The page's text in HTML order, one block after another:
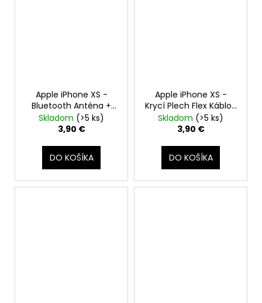
Apple iPhone XS -
Bluetooth Anténa +
Flex Kábel
Skladom (>5 ks)
3,90 €
DO KOŠÍKA
Apple iPhone XS -
Krycí Plech Flex Káblov
Na Matičnej Doske
Skladom (>5 ks)
3,90 €
DO KOŠÍKA